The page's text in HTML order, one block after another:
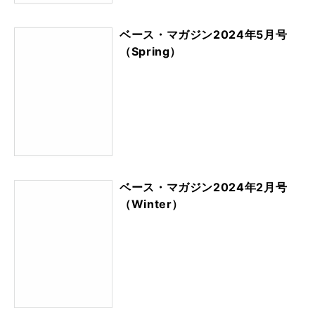
ベース・マガジン2024年5月号
（Spring）
ベース・マガジン2024年2月号
（Winter）